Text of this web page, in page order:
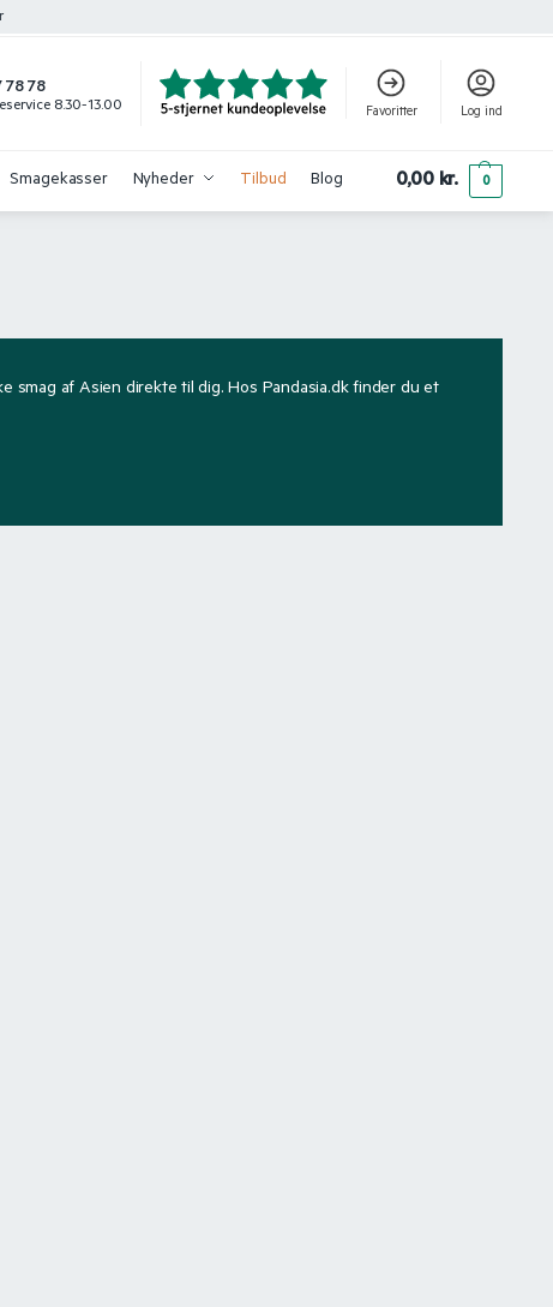
78 78
8.30-13.00 Favoritter Log ind
Smagekasser Nyheder Tilbud Blog 0,00 kr. 0
smag af Asien direkte til dig. Hos Pandasia.dk finder du et